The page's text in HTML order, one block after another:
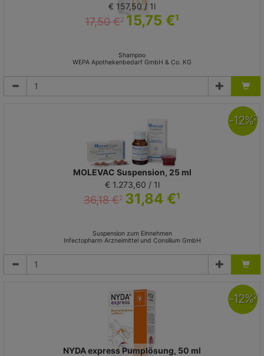
€ 157,50 / 1l
17,50 €2 15,75 €1
Shampoo
WEPA Apothekenbedarf GmbH & Co. KG
MOLEVAC Suspension, 25 ml
€ 1.273,60 / 1l
36,18 €2 31,84 €1
Suspension zum Einnehmen
Infectopharm Arzneimittel und Consilium GmbH
-12%2
NYDA express Pumplösung, 50 ml
-12%2